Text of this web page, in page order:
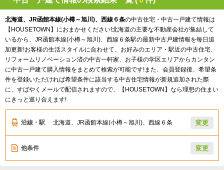
北海道、JR函館本線(小樽～旭川)、西線６条の中古住宅・中古一戸建て情報は
【HOUSETOWN】におまかせください!北海道の主要な不動産会社が集結して
いるから、JR函館本線(小樽～旭川)、西線６条駅の最新中古戸建情報を毎日追
加更新!お客様の生活スタイルに合わせて、お好みのエリア・駅近の中古住宅、
リフォームリノベーション済の中古一軒家、お子様の学区エリアからカンタン
に中古一戸建て購入情報をまとめて検索が可能です!また、会員登録後、希望条
件を登録いただければ希望条件に該当する中古住宅情報が新規追加された際
に、すばやくメールで配信されますので、【HOUSETOWN】なら理想の住まい
にきっと巡り合えます!
沿線・駅 北海道、JR函館本線(小樽～旭川)、西線６条 変更
他条件 変更